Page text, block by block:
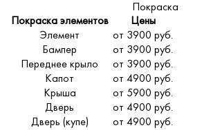
Покраска
Покраска элементов
Цены
Элемент
от 3900 руб.
Бампер
от 3900 руб.
Переднее крыло
от 3900 руб.
Капот
от 4900 руб.
Крыша
от 5900 руб.
Дверь
от 4900 руб.
Дверь (купе)
от 4900 руб.